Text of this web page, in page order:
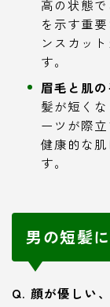
高の状態
を示す重
ンスカッ
す。
眉毛と肌
髪が短く
ーツが際
健康的な
す。
男の短髪
Q. 顔が優しい